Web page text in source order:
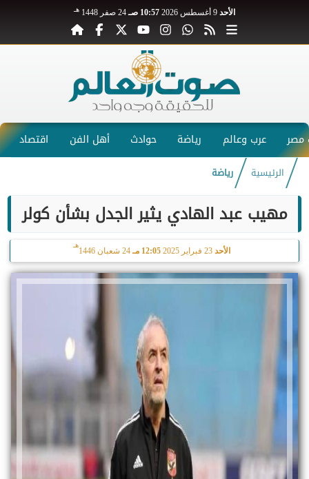
الأحد 10:57 صـ 24 صفر 1448 هـ
عرب وعالم رياضة حوادث أهل الفن اقتصاد
الرئيسية رياضة
مهيب عبد الهادي يثير الجدل بشأن كولر
الأحد 12:05 مـ 24 شعبان 1446
هـ